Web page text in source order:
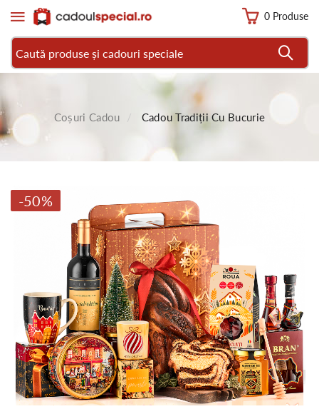
0 Produse
Coșuri Cadou Cadou Tradiții Cu Bucurie
-50%